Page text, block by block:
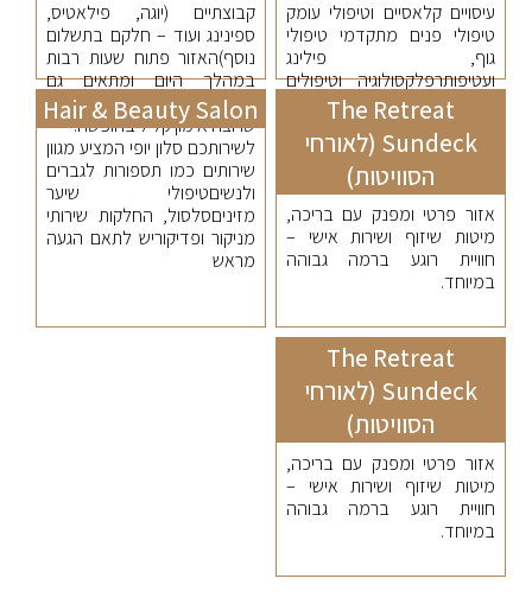
עיסויים קלאסיים וטיפולי עומק
טיפולי פנים מתקדמי טיפולי
גוף, פילינג
ועטיפותרפלקסולוגיה וטיפולים
משלימיםטיפולי יופי בסיסיים
(מניקור, פדיקור ושירותי טיפוח)
קבוצתיים (יוגה, פילאטיס,
ספינינג ועוד – חלקם בתשלום
נוסף)האזור פתוח שעות רבות
במהלך היום ומתאים גם
למתאמנים קבועים וגם למי
שרוצה אימון קליל בחופשה.
The Retreat
Sundeck (לאורחי
הסוויטות)
אזור פרטי ומפנק עם בריכה,
מיטות שיזוף ושירות אישי –
חוויית רוגע ברמה גבוהה
במיוחד.
Hair & Beauty Salon
לשירותכם סלון יופי המציע מגוון
שירותים כמו תספורות לגברים
ולנשיםטיפולי שיער
מזיניםסלסול, החלקות שירותי
מניקור ופדיקוריש לתאם הגעה
מראש
The Retreat
Sundeck (לאורחי
הסוויטות)
אזור פרטי ומפנק עם בריכה,
מיטות שיזוף ושירות אישי –
חוויית רוגע ברמה גבוהה
במיוחד.